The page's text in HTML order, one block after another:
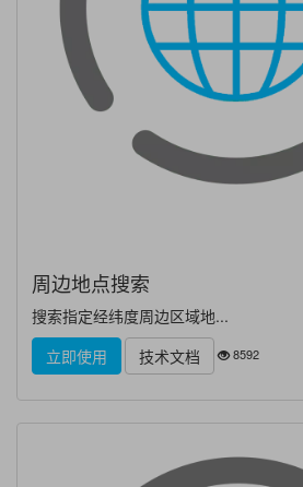
周边地点搜索
搜索指定经纬度周边区域地...
立即使用
技术文档 8592